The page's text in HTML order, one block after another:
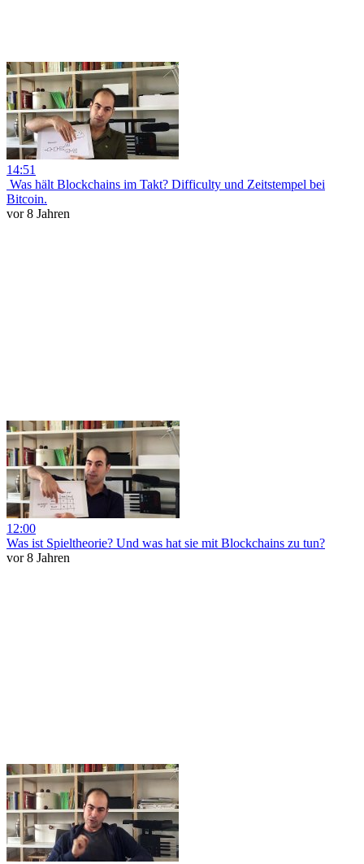
14:51
️ Was hält Blockchains im Takt? Difficulty und Zeitstempel bei
Bitcoin.
vor 8 Jahren
12:00
Was ist Spieltheorie? Und was hat sie mit Blockchains zu tun?
vor 8 Jahren